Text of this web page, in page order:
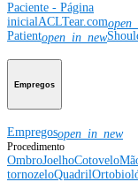
Paciente - Página
inicialACLTear.com
Patientopen_in_new
Empregos
Empregosopen_in_new
Procedimento
OmbroJoelhoCotovelo
tornozeloQuadril